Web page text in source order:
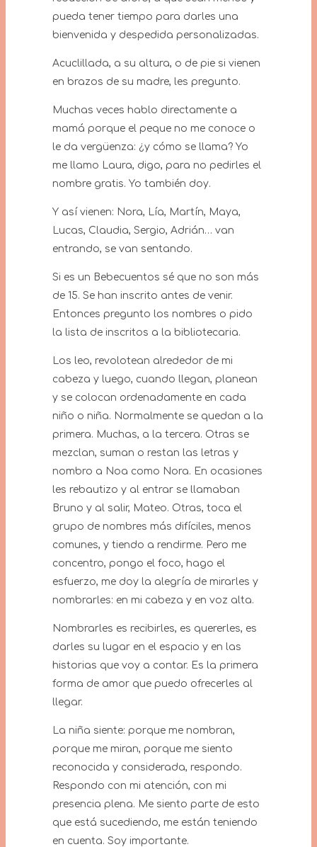
pueda tener tiempo para darles una
bienvenida y despedida personalizadas.
Acuclillada, a su altura, o de pie si vienen
en brazos de su madre, les pregunto.
Muchas veces hablo directamente a
mamá porque el peque no me conoce o
le da vergüenza: ¿y cómo se llama? Yo
me llamo Laura, digo, para no pedirles el
nombre gratis. Yo también doy.
Y así vienen: Nora, Lía, Martín, Maya,
Lucas, Claudia, Sergio, Adrián… van
entrando, se van sentando.
Si es un Bebecuentos sé que no son más
de 15. Se han inscrito antes de venir.
Entonces pregunto los nombres o pido
la lista de inscritos a la bibliotecaria.
Los leo, revolotean alrededor de mi
cabeza y luego, cuando llegan, planean
y se colocan ordenadamente en cada
niño o niña. Normalmente se quedan a la
primera. Muchas, a la tercera. Otras se
mezclan, suman o restan las letras y
nombro a Noa como Nora. En ocasiones
les rebautizo y al entrar se llamaban
Bruno y al salir, Mateo. Otras, toca el
grupo de nombres más difíciles, menos
comunes, y tiendo a rendirme. Pero me
concentro, pongo el foco, hago el
esfuerzo, me doy la alegría de mirarles y
nombrarles: en mi cabeza y en voz alta.
Nombrarles es recibirles, es quererles, es
darles su lugar en el espacio y en las
historias que voy a contar. Es la primera
forma de amor que puedo ofrecerles al
llegar.
La niña siente: porque me nombran,
porque me miran, porque me siento
reconocida y considerada, respondo.
Respondo con mi atención, con mi
presencia plena. Me siento parte de esto
que está sucediendo, me están teniendo
en cuenta. Soy importante.